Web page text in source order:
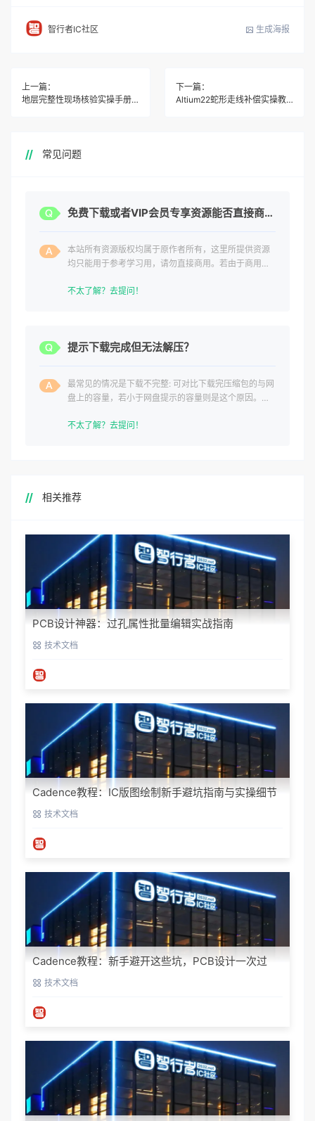
智行者IC社区 生成海报
上一篇：
地层完整性现场核验实操手册 新手跟着走规避测试返工
下一篇：
Altium22蛇形走线补偿实操教程 资深板工亲测避指南
常见问题
免费下载或者VIP会员专享资源能否直接商用？
本站所有资源版权均属于原作者所有，这里所提供资源
均只能用于参考学习用，请勿直接商用。若由于商用引
不太了解？去提问！
提示下载完成但无法解压？
最常见的情况是下载不完整: 可对比下载完压缩包的与网
盘上的容量，若小于网盘提示的容量则是这个原因。这
不太了解？去提问！
相关推荐
PCB设计神器：过孔属性批量编辑实战指南
技术文档
Cadence教程：IC版图绘制新手避坑指南与实操细节
技术文档
Cadence教程：新手避开这些坑，PCB设计一次过
技术文档